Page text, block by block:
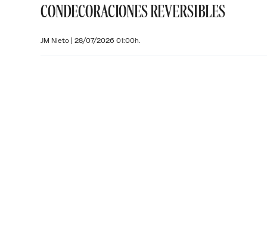
CONDECORACIONES REVERSIBLES
JM Nieto | 28/07/2026 01:00h.